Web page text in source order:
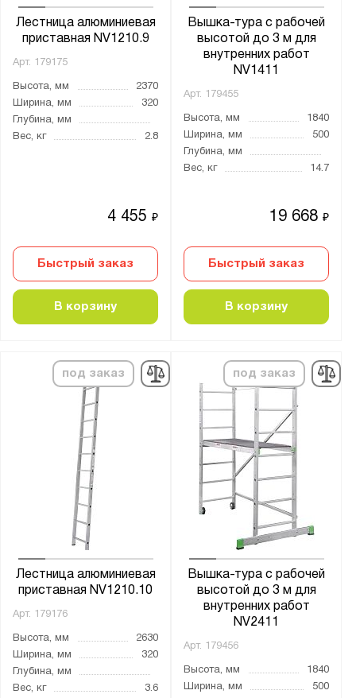
Лестница алюминиевая
приставная NV1210.9
Арт. 179175
Высота, мм
2370
Ширина, мм
320
Глубина, мм
Вес, кг
2.8
4 455₽
Быстрый заказ
В корзину
Вышка-тура с рабочей
высотой до 3 м для
внутренних работ
NV1411
Арт. 179455
Высота, мм
1840
Ширина, мм
500
Глубина, мм
Вес, кг
14.7
19 668₽
Быстрый заказ
В корзину
под заказ
Лестница алюминиевая
приставная NV1210.10
Арт. 179176
Высота, мм
2630
Ширина, мм
320
Глубина, мм
Вес, кг
3.6
под заказ
Вышка-тура с рабочей
высотой до 3 м для
внутренних работ
NV2411
Арт. 179456
Высота, мм
1840
Ширина, мм
500
Рабочая высота, мм:
970
1080
1530
2400
2430
2440
2590
2600
2620
2630
2650
2660
2700
2710
2750
2780
2820
2840